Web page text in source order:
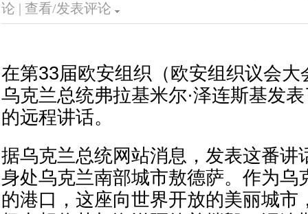
论 | 查看/发表评论
在第33届欧安组织（欧安组织议会大
乌克兰总统弗拉基米尔·泽连斯基发
的远程讲话。
据乌克兰总统网站消息，发表这番讲
身处乌克兰南部城市敖德萨。作为乌
的港口，这座向世界开放的美丽城市